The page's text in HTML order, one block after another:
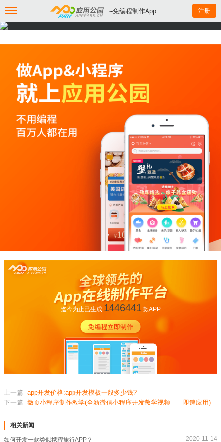
--免编程制作App 注册
迄今为止已生成 1446441款APP
上一篇 app开发价格:app开发模板一般多少钱?
下一篇 微页小程序制作教学(全新微信小程序开发教学视频——即速应用)
相关新闻
如何开发一款类似携程旅行APP？ 2020-11-14